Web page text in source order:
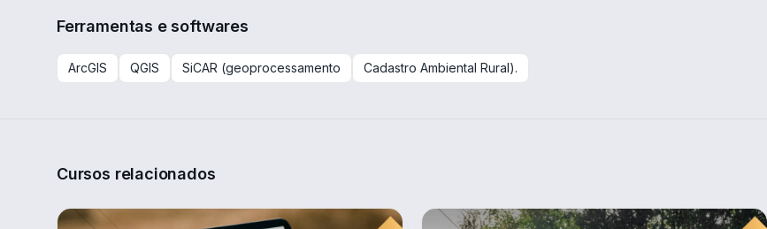
Ferramentas e softwares
ArcGIS QGIS SiCAR (geoprocessamento Cadastro Ambiental Rural).
Cursos relacionados